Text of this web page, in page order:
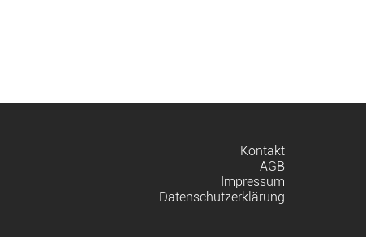
Navigation
überspringen
Kontakt
AGB
Impressum
Datenschutzerklärung